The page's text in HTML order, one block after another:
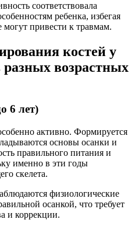
соответствовала
ребенка, избегая
могут привести к травмам.
костей у
разных возрастных
6 лет)
активно. Формируется
основы осанки и
правильного питания и
именно в эти годы
скелета.
физиологические
осанкой, что требует
и коррекции.